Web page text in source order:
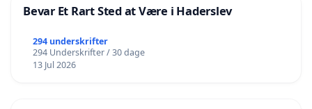
Bevar Et Rart Sted at Være i Haderslev
294 underskrifter
294 Underskrifter / 30 dage
13 Jul 2026